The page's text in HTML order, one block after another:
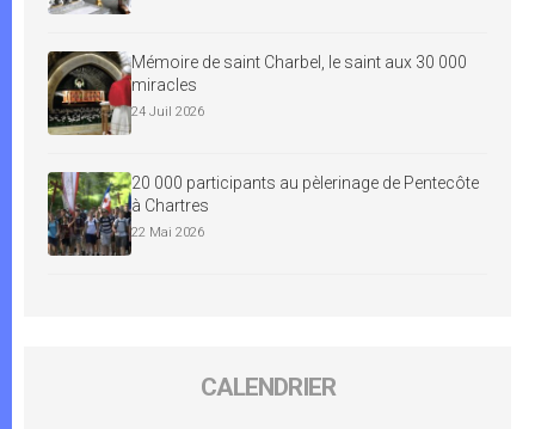
Mémoire de saint Charbel, le saint aux 30 000
miracles
24 Juil 2026
20 000 participants au pèlerinage de Pentecôte
à Chartres
22 Mai 2026
CALENDRIER